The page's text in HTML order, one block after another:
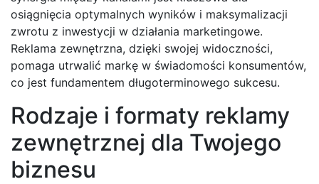
osiągnięcia optymalnych wyników i maksymalizacji
zwrotu z inwestycji w działania marketingowe.
Reklama zewnętrzna, dzięki swojej widoczności,
pomaga utrwalić markę w świadomości konsumentów,
co jest fundamentem długoterminowego sukcesu.
Rodzaje i formaty reklamy
zewnętrznej dla Twojego
biznesu